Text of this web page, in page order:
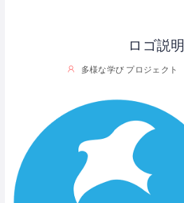
ロゴ説明
多様な学び プロジェクト